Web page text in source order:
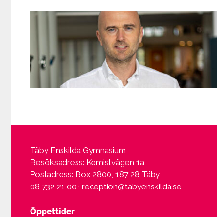
Täby Enskilda Gymnasium
Besöksadress: Kemistvägen 1a
Postadress: Box 2800, 187 28 Täby
08 732 21 00 · reception@tabyenskilda.se
Öppettider